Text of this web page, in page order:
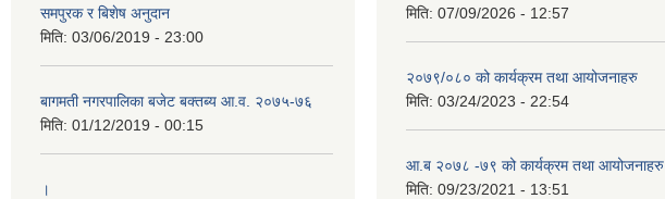
समपुरक र बिशेष अनुदान
मिति: 03/06/2019 - 23:00
बागमती नगरपालिका बजेट बक्तब्य आ.व. २०७५-७६
मिति: 01/12/2019 - 00:15
।
मिति: 07/09/2026 - 12:57
२०७९/०८० को कार्यक्रम तथा आयोजनाहरु
मिति: 03/24/2023 - 22:54
आ.ब २०७८ -७९ को कार्यक्रम तथा आयोजनाहरु
मिति: 09/23/2021 - 13:51